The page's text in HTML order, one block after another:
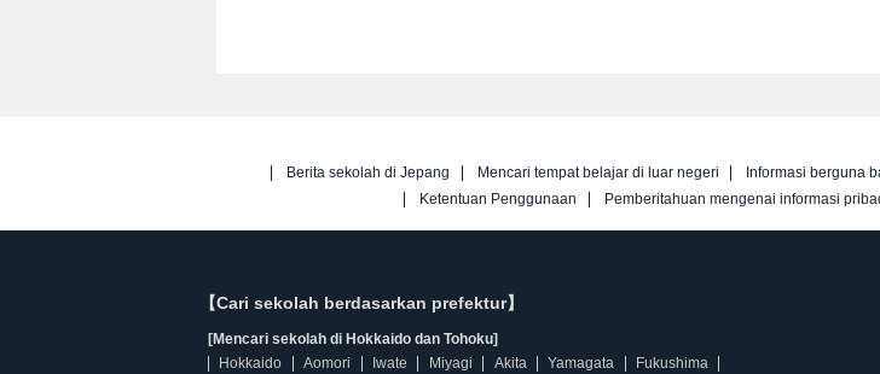
Berita sekolah di Jepang Mencari tempat belajar di luar negeri Informasi berguna
Ketentuan Penggunaan
Pemberitahuan mengenai informasi
【Cari sekolah berdasarkan prefektur】
[Mencari sekolah di Hokkaido dan Tohoku]
Hokkaido
Aomori Iwate Miyagi Akita Yamagata Fukushima